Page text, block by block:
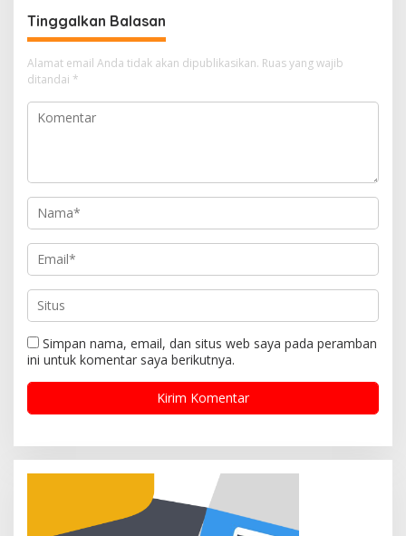
a
s
i
p
o
Tinggalkan Balasan
Alamat email Anda tidak akan dipublikasikan. Ruas yang wajib
ditandai *
Simpan nama, email, dan situs web saya pada peramban
ini untuk komentar saya berikutnya.